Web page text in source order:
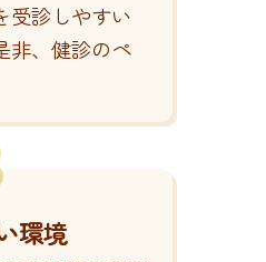
受診しやすい
非、健診のペ
環境